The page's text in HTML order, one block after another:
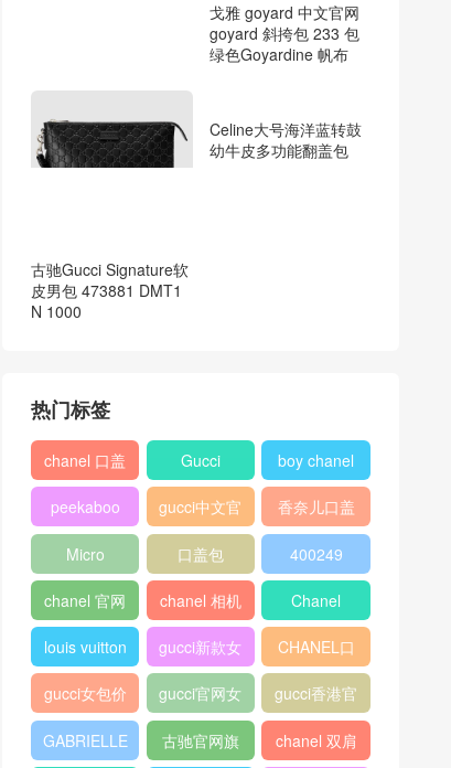
戈雅 goyard 中文官网
goyard 斜挎包 233 包
绿色Goyardine 帆布
古驰Gucci Signature软
皮男包 473881 DMT1
N 1000
热门标签
chanel 口盖
包
Gucci
boy chanel
口盖包
peekaboo
gucci中文官
网
香奈儿口盖
包2018
Micro
Luggage
口盖包 400249
chanel 官网
chanel 相机
包
Chanel
louis vuitton
gucci新款女
包
CHANEL口
盖包
gucci女包价
格
gucci官网女
包
gucci香港官
网
GABRIELLE
古驰官网旗
chanel 双肩